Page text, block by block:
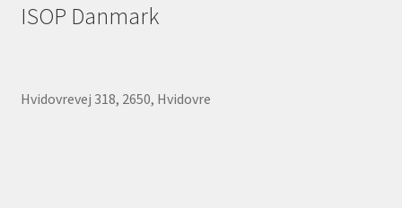
høj
ISOP Danmark
Hvidovrevej 318, 2650, Hvidovre